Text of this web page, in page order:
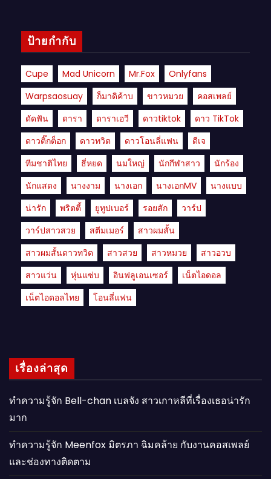
ป้ายกำกับ
Cupe Mad Unicorn Mr.fox
Onlyfans
Warpsaosuay
ก็มาดิค้าบ ขาวหมวย
คอสเพลย์
ดัดฟัน
ดารา ดาราเอวี ดาวtiktok
ดาว TikTok
ดาวติ๊กต็อก
ดาวทวิต ดาวโอนลี่แฟน
ดีเจ
ทีมชาติไทย
ธี่หยด นมใหญ่ นักกีฬาสาว
นักร้อง
นักแสดง
นางงาม นางเอก นางเอกMV
นางแบบ
น่ารัก
พริตตี้ ยูทูปเบอร์ รอยสัก
วาร์ป
วาร์ปสาวสวย
สตีมเมอร์
สาวผมสั้น
สาวผมสั้นดาวทวิต
สาวสวย สาวหมวย
สาวอวบ
สาวแว่น
หุ่นแซ่บ อินฟลูเอนเซอร์
เน็ตไอดอล
เน็ตไอดอลไทย
โอนลี่แฟน
เรื่องล่าสุด
ทำความรู้จัก Bell-chan เบลจัง สาวเกาหลีที่เรื่องเธอน่ารัก
มาก
ทำความรู้จัก Meenfox มิตรภา ฉิมคล้าย กับงานคอสเพลย์
และช่องทางติดตาม